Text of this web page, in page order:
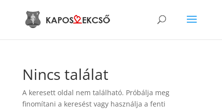
Nincs találat
A keresett oldal nem található. Próbálja meg
finomítani a keresést vagy használja a fenti